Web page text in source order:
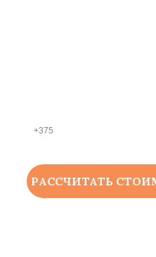
РАССЧИТАТЬ